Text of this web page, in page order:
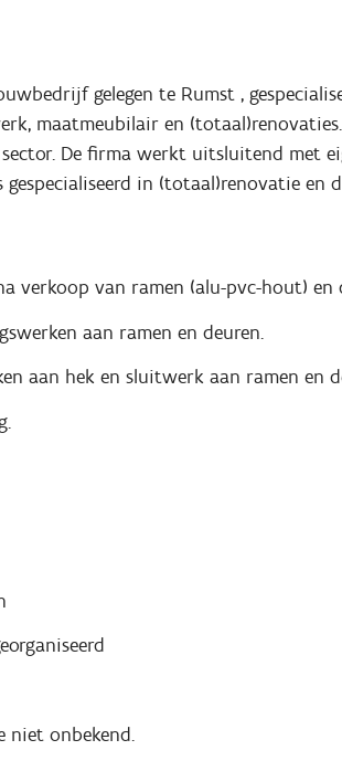
gelegen te Rumst ,
maatmeubilair en
De firma werkt uitsluitend met
gespecialiseerd in (totaal)renovatie
verkoop van ramen (alu-pvc-hout)
aan ramen en deuren.
aan hek en sluitwerk aan ramen en
niet onbekend.